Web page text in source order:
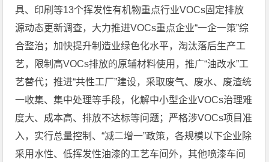
具、印刷等13个挥发性有机物重点行业VOCs固定排放
源动态更新调查，大力推进VOCs重点企业“一企一策”综
合整治；加快提升制造业绿色化水平，淘汰落后生产工
艺，限制高VOCs排放的原辅材料使用，推广“油改水”工
艺替代；推进“共性工厂”建设，采取废气、废水、废渣统
一收集、集中处理等手段，化解中小型企业VOCs治理难
度大、成本高、排放不达标等问题；严格涉VOCs项目准
入，实行总量控制、“减二增一”政策，各规模以下企业除
采用水性、低挥发性油漆的工艺车间外，其他喷漆车间